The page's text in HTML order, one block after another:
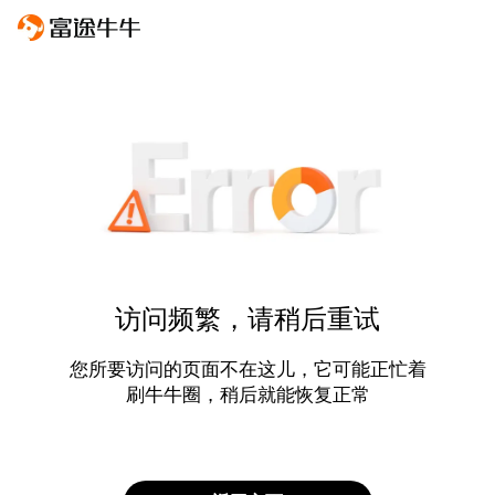
访问频繁，请稍后重试
您所要访问的页面不在这儿，它可能正忙着
刷牛牛圈，稍后就能恢复正常